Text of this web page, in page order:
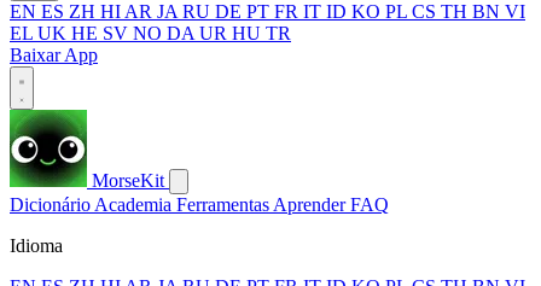
EN ES ZH HI AR JA RU DE PT FR IT ID KO PL CS TH BN VI
EL UK HE SV NO DA UR HU TR
Baixar App
MorseKit
Dicionário Academia Ferramentas AprenderFAQ
Idioma